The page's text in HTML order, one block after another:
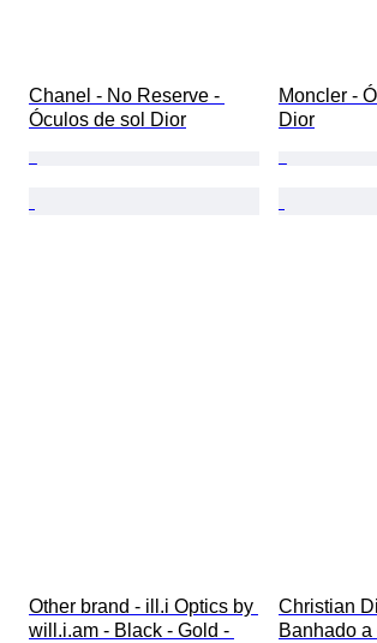
Chanel - No Reserve -
Óculos de sol Dior
Moncler -
Dior
Other brand - ill.i Optics by
will.i.am - Black - Gold -
Christian
Banhado